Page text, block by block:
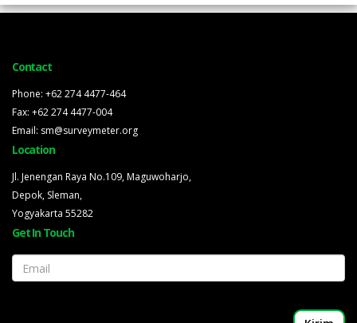
Contact
Phone: +62 274 4477-464
Fax: +62 274 4477-004
Email: sm@surveymeter.org
Location
Jl. Jenengan Raya No.109, Maguwoharjo,
Depok, Sleman,
Yogyakarta 55282
Get In Touch
Email